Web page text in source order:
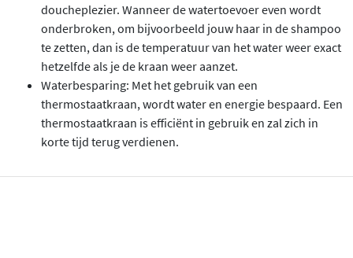
doucheplezier. Wanneer de watertoevoer even wordt
onderbroken, om bijvoorbeeld jouw haar in de shampoo
te zetten, dan is de temperatuur van het water weer exact
hetzelfde als je de kraan weer aanzet.
Waterbesparing: Met het gebruik van een
thermostaatkraan, wordt water en energie bespaard. Een
thermostaatkraan is efficiënt in gebruik en zal zich in
korte tijd terug verdienen.